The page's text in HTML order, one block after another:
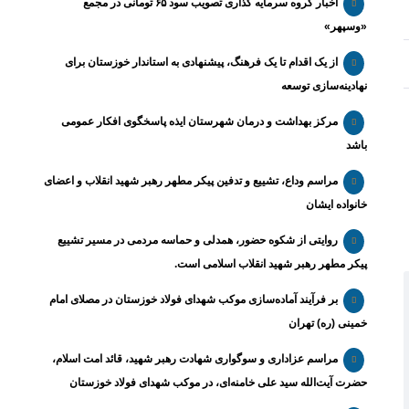
اخبار گروه سرمایه گذاری تصویب سود ۶۵ تومانی در مجمع
«وسپهر»
از یک اقدام تا یک فرهنگ، پیشنهادی به استاندار خوزستان برای
نهادینه‌سازی توسعه
مرکز بهداشت و درمان شهرستان ایذه پاسخگوی افکار عمومی
باشد
مراسم وداع، تشییع و تدفین پیکر مطهر رهبر شهید انقلاب و اعضای
خانواده ایشان
روایتی از شکوه حضور، همدلی و حماسه مردمی در مسیر تشییع
پیکر مطهر رهبر شهید انقلاب اسلامی است.
بر فرآیند آماده‌سازی موکب شهدای فولاد خوزستان در مصلای امام
خمینی (ره) تهران
مراسم عزاداری و سوگواری شهادت رهبر شهید، قائد امت اسلام،
حضرت آیت‌الله سید علی خامنه‌ای، در موکب شهدای فولاد خوزستان